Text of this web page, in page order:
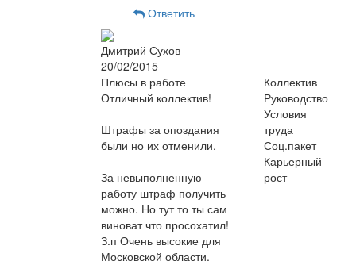
Ответить
Дмитрий Сухов
20/02/2015
Плюсы в работе
Отличный коллектив!
Штрафы за опоздания
были но их отменили.
За невыполненную
работу штраф получить
можно. Но тут то ты сам
виноват что просохатил!
З.п Очень высокие для
Московской области.
Коллектив
Руководство
Условия
труда
Соц.пакет
Карьерный
рост